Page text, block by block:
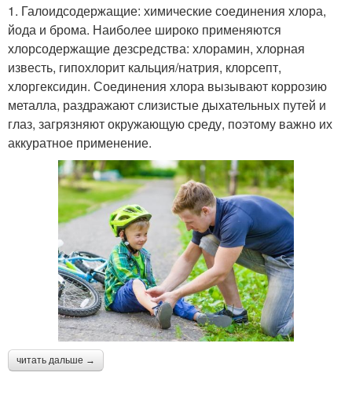
1. Галоидсодержащие: химические соединения хлора,
йода и брома. Наиболее широко применяются
хлорсодержащие дезсредства: хлорамин, хлорная
известь, гипохлорит кальция/натрия, клорсепт,
хлоргексидин. Соединения хлора вызывают коррозию
металла, раздражают слизистые дыхательных путей и
глаз, загрязняют окружающую среду, поэтому важно их
аккуратное применение.
читать дальше →